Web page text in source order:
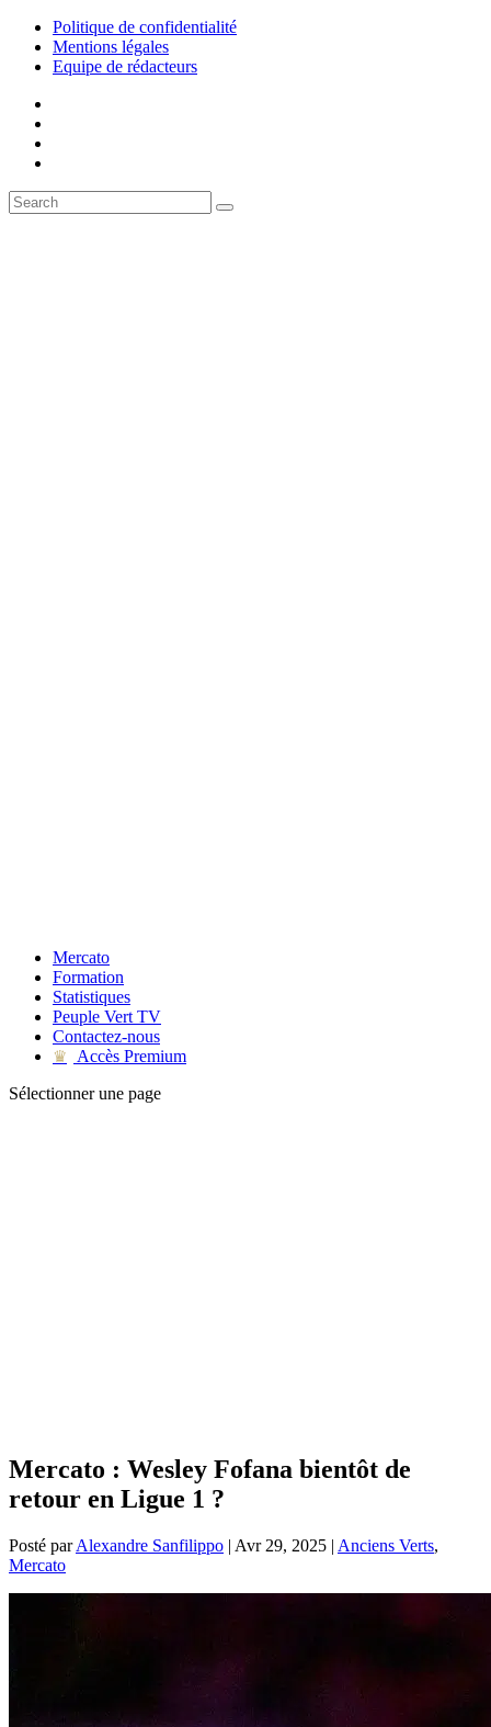
Politique de confidentialité
Mentions légales
Equipe de rédacteurs
Mercato
Formation
Statistiques
Peuple Vert TV
Contactez-nous
♛
Accès Premium
Sélectionner une page
Mercato : Wesley Fofana bientôt de
retour en Ligue 1 ?
Posté parAlexandre Sanfilippo | Avr 29, 2025 | Anciens Verts,
Mercato